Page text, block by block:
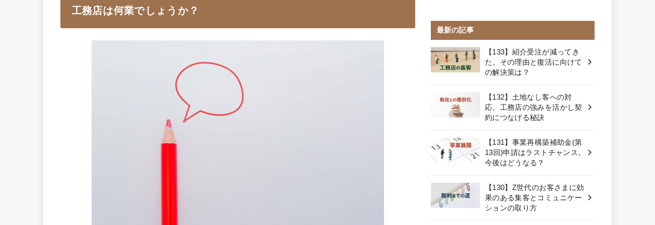
工務店は何業でしょうか？
最新の記事
【133】紹介受注が減ってき
た。その理由と復活に向けて
の解決策は？
【132】土地なし客への対
応。工務店の強みを活かし契
約につなげる秘訣
【131】事業再構築補助金(第
13回)申請はラストチャンス。
今後はどうなる？
【130】Z世代のお客さまに効
果のある集客とコミュニケー
ションの取り方